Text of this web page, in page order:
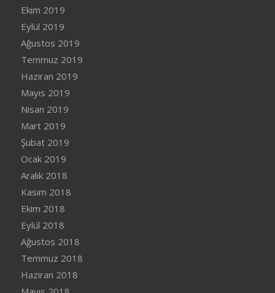
Ekim 2019
Eylül 2019
Ağustos 2019
Temmuz 2019
Haziran 2019
Mayıs 2019
Nisan 2019
Mart 2019
Şubat 2019
Ocak 2019
Aralık 2018
Kasım 2018
Ekim 2018
Eylül 2018
Ağustos 2018
Temmuz 2018
Haziran 2018